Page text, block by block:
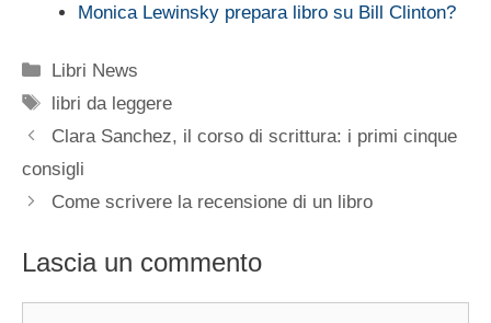
Monica Lewinsky prepara libro su Bill Clinton?
Categorie
Libri News
Tag
libri da leggere
Clara Sanchez, il corso di scrittura: i primi cinque
consigli
Come scrivere la recensione di un libro
Lascia un commento